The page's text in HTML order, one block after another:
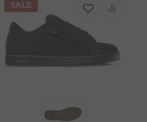
SALE